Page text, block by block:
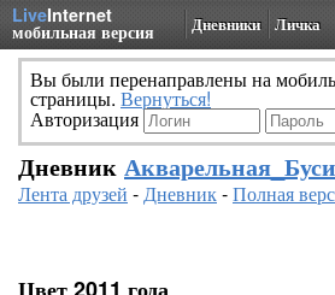
LiveInternet
мобильная версия Дневники Личка
Вы были перенаправлены на
страницы. Вернуться!
Авторизация
Дневник
Лента друзей -Дневник-Полная